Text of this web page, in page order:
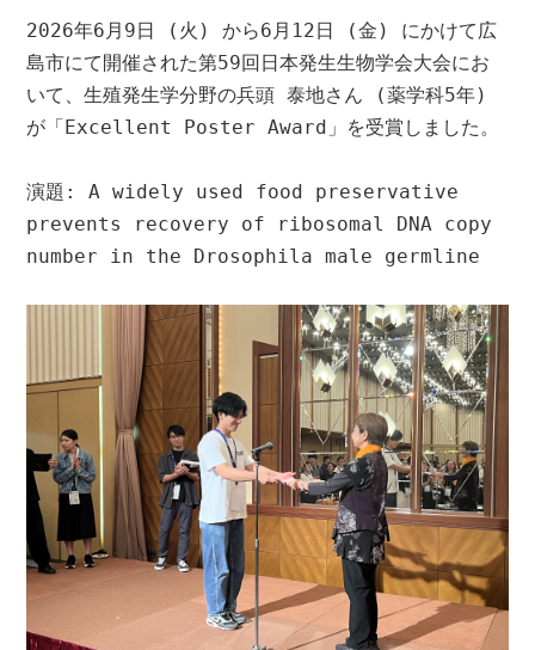
2026年6月9日 (火) から6月12日 (金) にかけて広
島市にて開催された第59回日本発生生物学会大会にお
いて、生殖発生学分野の兵頭 泰地さん (薬学科5年)
が「Excellent Poster Award」を受賞しました。
演題: A widely used food preservative
prevents recovery of ribosomal DNA copy
number in the Drosophila male germline
お問い合わせ
JPEN